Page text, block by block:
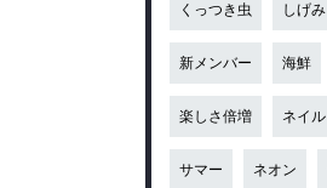
くっつき虫 しげみ
新メンバー 海鮮
楽しさ倍増 ネイル
サマー ネオン